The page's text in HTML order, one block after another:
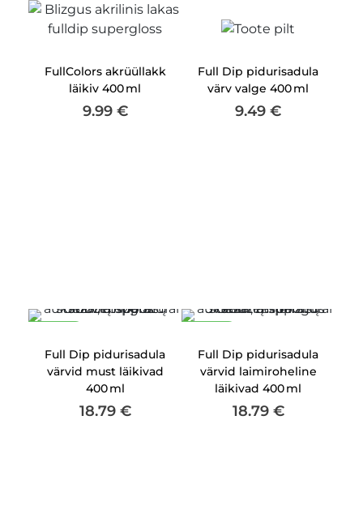
FullColors akrüüllakk
läikiv 400 ml
9.99 €
Full Dip pidurisadula
värv valge 400 ml
9.49 €
Full Dip pidurisadula
värvid must läikivad
400 ml
18.79 €
Full Dip pidurisadula
värvid laimiroheline
läikivad 400 ml
18.79 €